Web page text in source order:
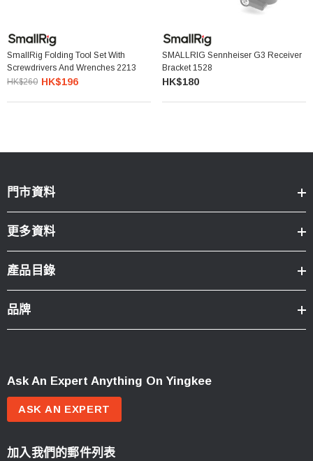
SmallRig Folding Tool Set With
Screwdrivers And Wrenches 2213
HK$260 HK$196
SMALLRIG Sennheiser G3 Receiver
Bracket 1528
HK$180
門市資料
更多資料
產品目錄
品牌
Ask An Expert Anything On Yingkee
ASK AN EXPERT
加入我們的郵件列表